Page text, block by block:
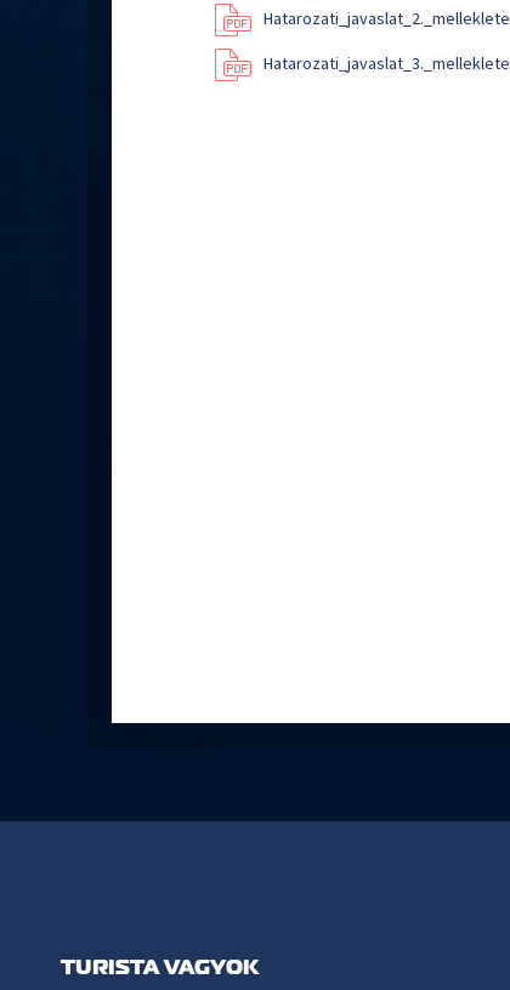
Hatarozati_javaslat_2._melleklete
Hatarozati_javaslat_3._melleklete
TURISTA VAGYOK